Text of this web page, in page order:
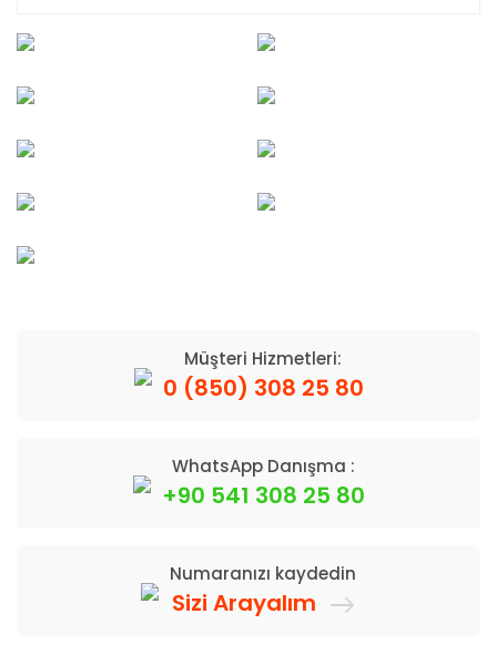
Müşteri Hizmetleri:
0 (850) 308 25 80
WhatsApp Danışma :
+90 541 308 25 80
Numaranızı kaydedin
Sizi Arayalım